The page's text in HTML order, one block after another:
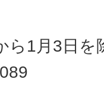
ら1月3日を